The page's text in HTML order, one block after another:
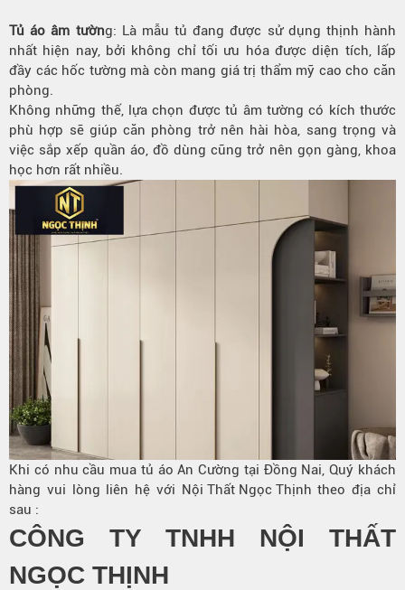
Tủ áo âm tường: Là mẫu tủ đang được sử dụng thịnh hành
nhất hiện nay, bởi không chỉ tối ưu hóa được diện tích, lấp
đầy các hốc tường mà còn mang giá trị thẩm mỹ cao cho căn
phòng.
Không những thế, lựa chọn được tủ âm tường có kích thước
phù hợp sẽ giúp căn phòng trở nên hài hòa, sang trọng và
việc sắp xếp quần áo, đồ dùng cũng trở nên gọn gàng, khoa
học hơn rất nhiều.
Khi có nhu cầu mua tủ áo An Cường tại Đồng Nai, Quý khách
hàng vui lòng liên hệ với Nội Thất Ngọc Thịnh theo địa chỉ
sau :
CÔNG TY TNHH NỘI THẤT
NGỌC THỊNH